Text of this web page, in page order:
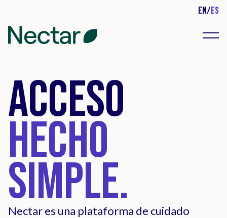
EN/ES
Menu
Acceso
Hecho
Simple.
Nectar es una plataforma de cuidado